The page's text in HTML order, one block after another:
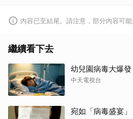
內容已至結尾。請注意，部分內容可能
繼續看下去
幼兒園病毒大爆
中天電視台
宛如「病毒盛宴